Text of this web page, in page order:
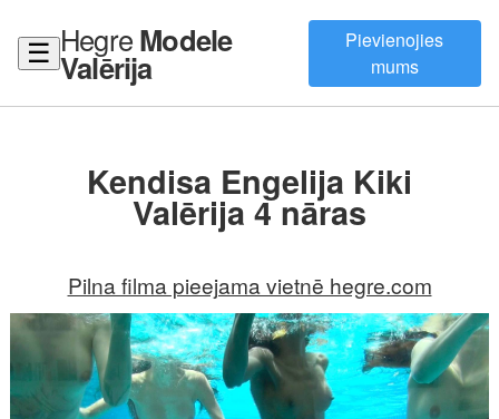
☰ HegreModele
Valērija
Pievienojies
mums
Kendisa Engelija Kiki
Valērija 4 nāras
Pilna filma pieejama vietnē hegre.com